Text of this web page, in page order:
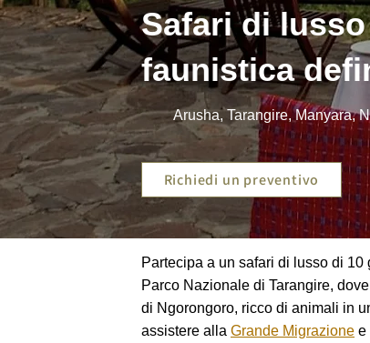
Safari di
faunistica
Arusha, Tarangire, Manyara,
Richiedi un preventivo
Partecipa a un safari di lusso di
Parco Nazionale di Tarangire,
di Ngorongoro, ricco di animali in
assistere alla Grande Migrazione e